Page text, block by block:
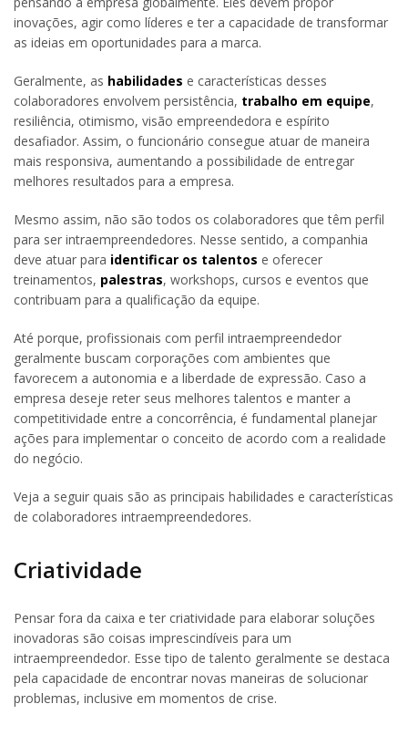
inovações, agir como líderes e ter a capacidade de transformar
as ideias em oportunidades para a marca.
Geralmente, as habilidades e características desses
colaboradores envolvem persistência, trabalho em equipe,
resiliência, otimismo, visão empreendedora e espírito
desafiador. Assim, o funcionário consegue atuar de maneira
mais responsiva, aumentando a possibilidade de entregar
melhores resultados para a empresa.
Mesmo assim, não são todos os colaboradores que têm perfil
para ser intraempreendedores. Nesse sentido, a companhia
deve atuar para identificar os talentos e oferecer
treinamentos, palestras, workshops, cursos e eventos que
contribuam para a qualificação da equipe.
Até porque, profissionais com perfil intraempreendedor
geralmente buscam corporações com ambientes que
favorecem a autonomia e a liberdade de expressão. Caso a
empresa deseje reter seus melhores talentos e manter a
competitividade entre a concorrência, é fundamental planejar
ações para implementar o conceito de acordo com a realidade
do negócio.
Veja a seguir quais são as principais habilidades e características
de colaboradores intraempreendedores.
Criatividade
Pensar fora da caixa e ter criatividade para elaborar soluções
inovadoras são coisas imprescindíveis para um
intraempreendedor. Esse tipo de talento geralmente se destaca
pela capacidade de encontrar novas maneiras de solucionar
problemas, inclusive em momentos de crise.